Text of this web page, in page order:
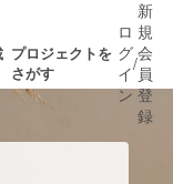
プロジェクトを
さがす
ロ
グ
イ
ン
/
新
規
会
員
登
録